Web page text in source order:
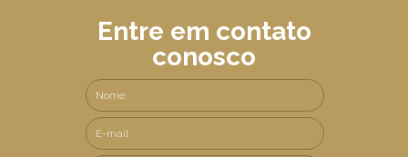
Entre em contato
conosco